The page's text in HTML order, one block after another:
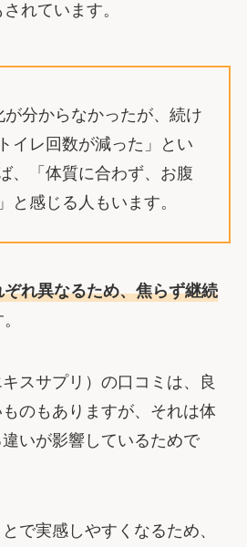
されています。
が分からなかったが、続け
イレ回数が減った」とい
、「体質に合わず、お腹
と感じる人もいます。
れ異なるため、焦らず継続
スサプリ）の口コミは、良
のもありますが、それは体
いが影響しているためで
で実感しやすくなるため、